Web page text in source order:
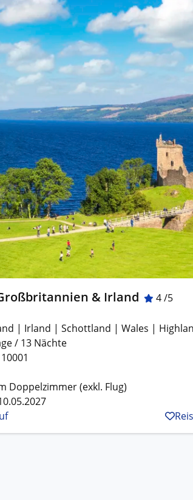
Gruppen mit max. 18
– persönlich, intensiv und
Eine Stadt als Ausgangspunkt für
Erkundungen und Ausflüge in die
Alle Autoreisen & mehr
Alle
& Irland 4 /5
| Irland | Schottland | Wales |
/ 13 Nächte
Doppelzimmer (exkl. Flug)